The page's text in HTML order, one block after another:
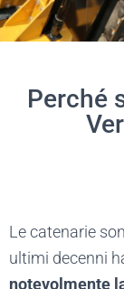
Perché
Le catenarie
ultimi decenni
notevolmente